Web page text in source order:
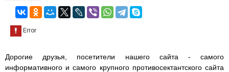
Дорогие друзья, посетители нашего сайта - самого
информативного и самого крупного противосектантского сайта